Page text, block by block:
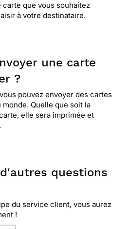
que vous souhaitez
à votre destinataire.
une carte
?
pouvez envoyer des cartes
Quelle que soit la
elle sera imprimée et
d'autres questions
du service client, vous aurez
!